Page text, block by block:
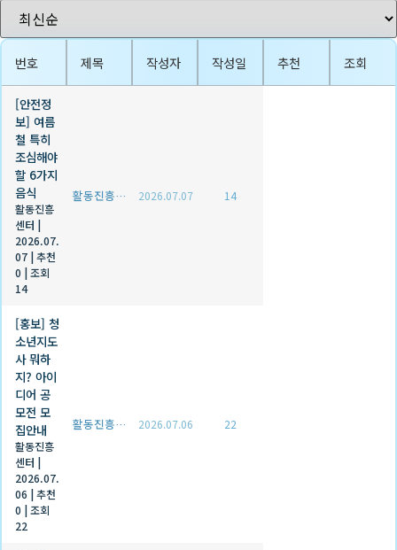
번호 제목 작성자 작성일 추천 조회
[안전정
보] 여름
철 특히
조심해야
할 6가지
음식
활동진흥
센터 |
2026.07.
07 |추천
0 |조회
14
활동진흥센터 2026.07.07 14
[홍보] 청
소년지도
사 뭐하
지? 아이
디어 공
모전 모
집안내
활동진흥
센터 |
2026.07.
06 |추천
0 |조회
22
활동진흥센터 2026.07.06 22